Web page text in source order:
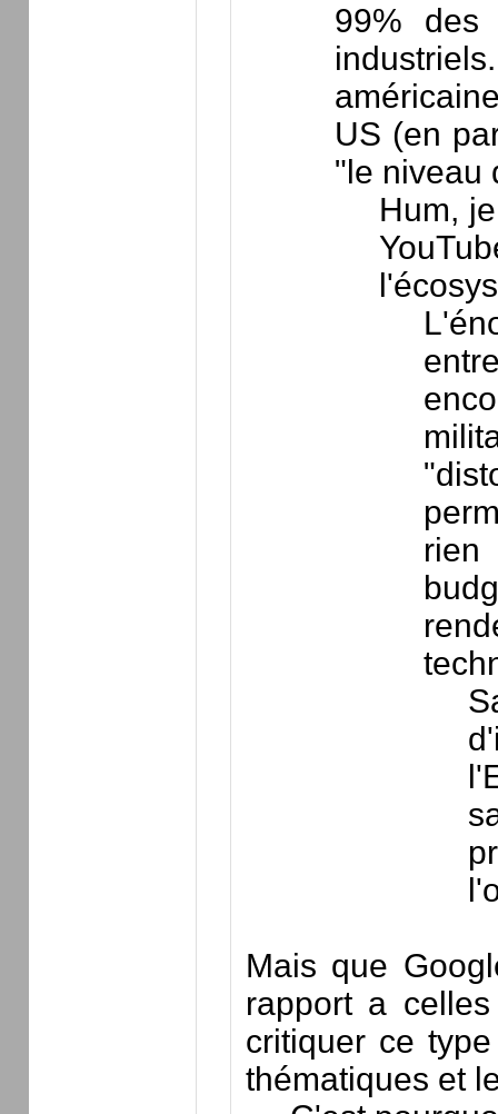
99% des
US (en
"le niveau
Hum,
rien
Mais que
rapport a
critiquer ce
thématiques et